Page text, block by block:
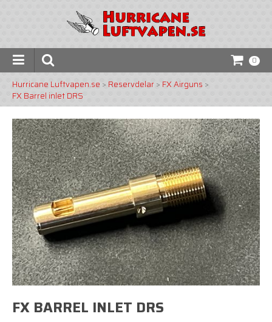
0
Hurricane Luftvapen.se > Reservdelar> FX Airguns >
FX Barrel inlet DRS
FX BARREL INLET DRS